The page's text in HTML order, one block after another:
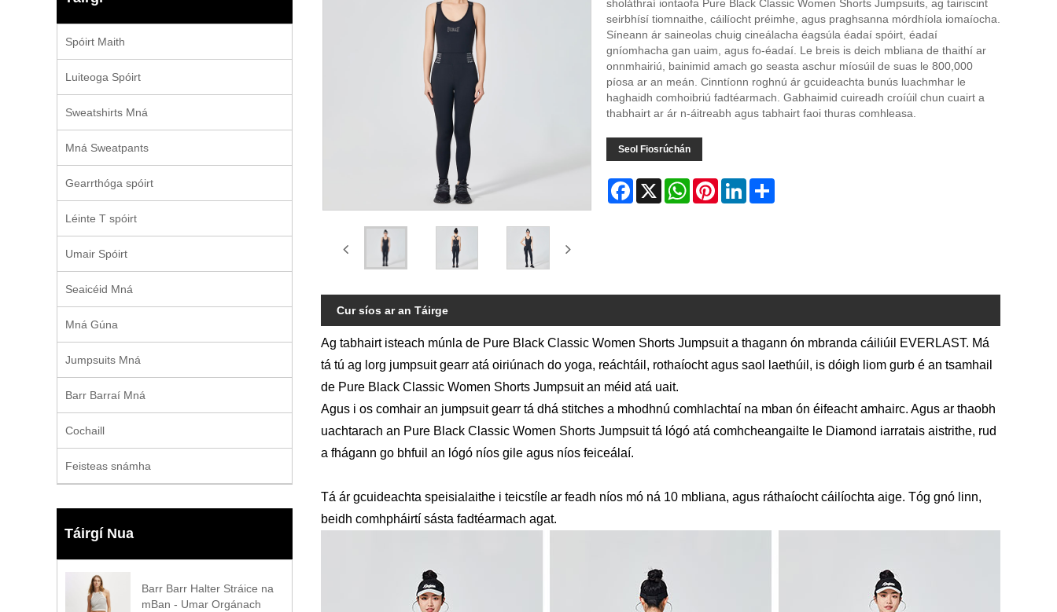
Spóirt Maith
Luiteoga Spóirt
Sweatshirts Mná
Mná Sweatpants
Gearrthóga spóirt
Léinte T spóirt
Umair Spóirt
Seaicéid Mná
Mná Gúna
Jumpsuits Mná
Barr Barraí Mná
Cochaill
Feisteas snámha
Táirgí Nua
Barr Barr Halter Stráice na
mBan - Umar Orgánach
sholáthraí iontaofa Pure Black Classic Women Shorts Jumpsuits, ag tairiscint
seirbhísí tiomnaithe, cáilíocht préimhe, agus praghsanna mórdhíola iomaíocha.
Síneann ár saineolas chuig cineálacha éagsúla éadaí spóirt, éadaí
gníomhacha gan uaim, agus fo-éadaí. Le breis is deich mbliana de thaithí ar
onnmhairiú, bainimid amach go seasta aschur míosúil de suas le 800,000
píosa ar an meán. Cinntíonn roghnú ár gcuideachta bunús luachmhar le
haghaidh comhoibriú fadtéarmach. Gabhaimid cuireadh croíúil chun cuairt a
thabhairt ar ár n-áitreabh agus tabhairt faoi thuras comhleasa.
Seol Fiosrúchán
Facebook
X WhatsAppPinterestLinkedInShare
Cur síos ar an Táirge
Ag tabhairt isteach múnla de Pure Black Classic Women Shorts Jumpsuit a thagann ón mbranda cáiliúil EVERLAST. Má
tá tú ag lorg jumpsuit gearr atá oiriúnach do yoga, reáchtáil, rothaíocht agus saol laethúil, is dóigh liom gurb é an tsamhail
de Pure Black Classic Women Shorts Jumpsuit an méid atá uait.
Agus i os comhair an jumpsuit gearr tá dhá stitches a mhodhnú comhlachtaí na mban ón éifeacht amhairc. Agus ar thaobh
uachtarach an Pure Black Classic Women Shorts Jumpsuit tá lógó atá comhcheangailte le Diamond iarratais aistrithe, rud
a fhágann go bhfuil an lógó níos gile agus níos feiceálaí.
Tá ár gcuideachta speisialaithe i teicstíle ar feadh níos mó ná 10 mbliana, agus ráthaíocht cáilíochta aige. Tóg gnó linn,
beidh comhpháirtí sásta fadtéarmach agat.